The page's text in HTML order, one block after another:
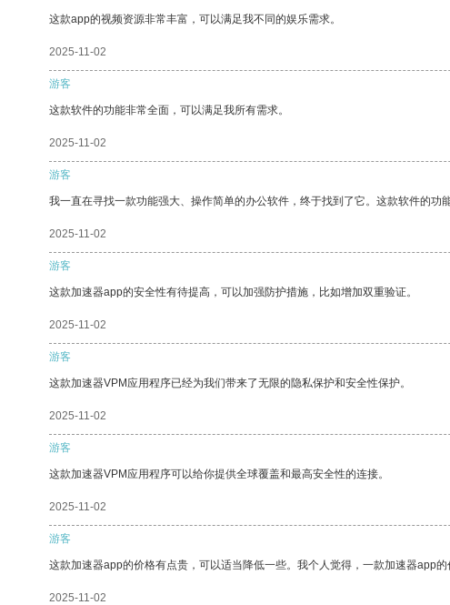
这款app的视频资源非常丰富，可以满足我不同的娱乐需求。
2025-11-02
游客
这款软件的功能非常全面，可以满足我所有需求。
2025-11-02
游客
我一直在寻找一款功能强大、操作简单的办公软件，终于找到了它。这款软件的
2025-11-02
游客
这款加速器app的安全性有待提高，可以加强防护措施，比如增加双重验证。
2025-11-02
游客
这款加速器VPM应用程序已经为我们带来了无限的隐私保护和安全性保护。
2025-11-02
游客
这款加速器VPM应用程序可以给你提供全球覆盖和最高安全性的连接。
2025-11-02
游客
这款加速器app的价格有点贵，可以适当降低一些。我个人觉得，一款加速器app的
2025-11-02